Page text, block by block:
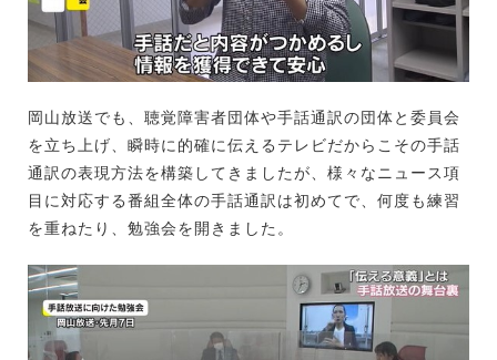
岡山放送でも、聴覚障害者団体や手話通訳の団体と委員会
を立ち上げ、瞬時に的確に伝えるテレビだからこその手話
通訳の表現方法を構築してきましたが、様々なニュース項
目に対応する番組全体の手話通訳は初めてで、何度も練習
を重ねたり、勉強会を開きました。